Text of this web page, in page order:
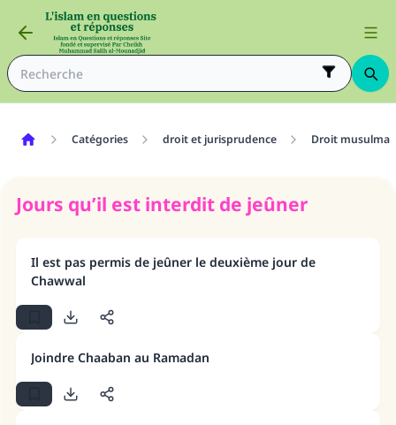
Catégories droit et jurisprudence Droit musulman
Jours qu’il est interdit de jeûner
Il est pas permis de jeûner le deuxième jour de
Chawwal
Joindre Chaaban au Ramadan